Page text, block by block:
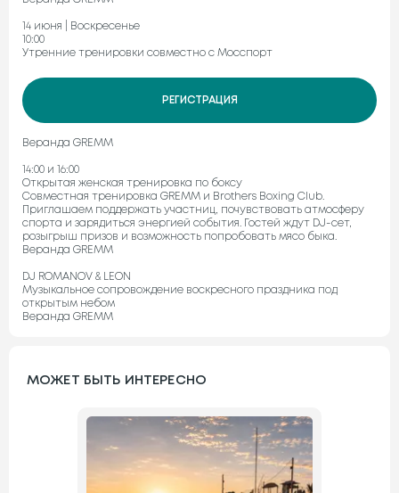
14 июня | Воскресенье
10:00
Утренние тренировки совместно с Мосспорт
РЕГИСТРАЦИЯ
Веранда GREMM
14:00 и 16:00
Открытая женская тренировка по боксу
Совместная тренировка GREMM и Brothers Boxing Club.
Приглашаем поддержать участниц, почувствовать атмосферу
спорта и зарядиться энергией события. Гостей ждут DJ-сет,
розыгрыш призов и возможность попробовать мясо быка.
Веранда GREMM
DJ ROMANOV & LEON
Музыкальное сопровождение воскресного праздника под
открытым небом
Веранда GREMM
МОЖЕТ БЫТЬ ИНТЕРЕСНО